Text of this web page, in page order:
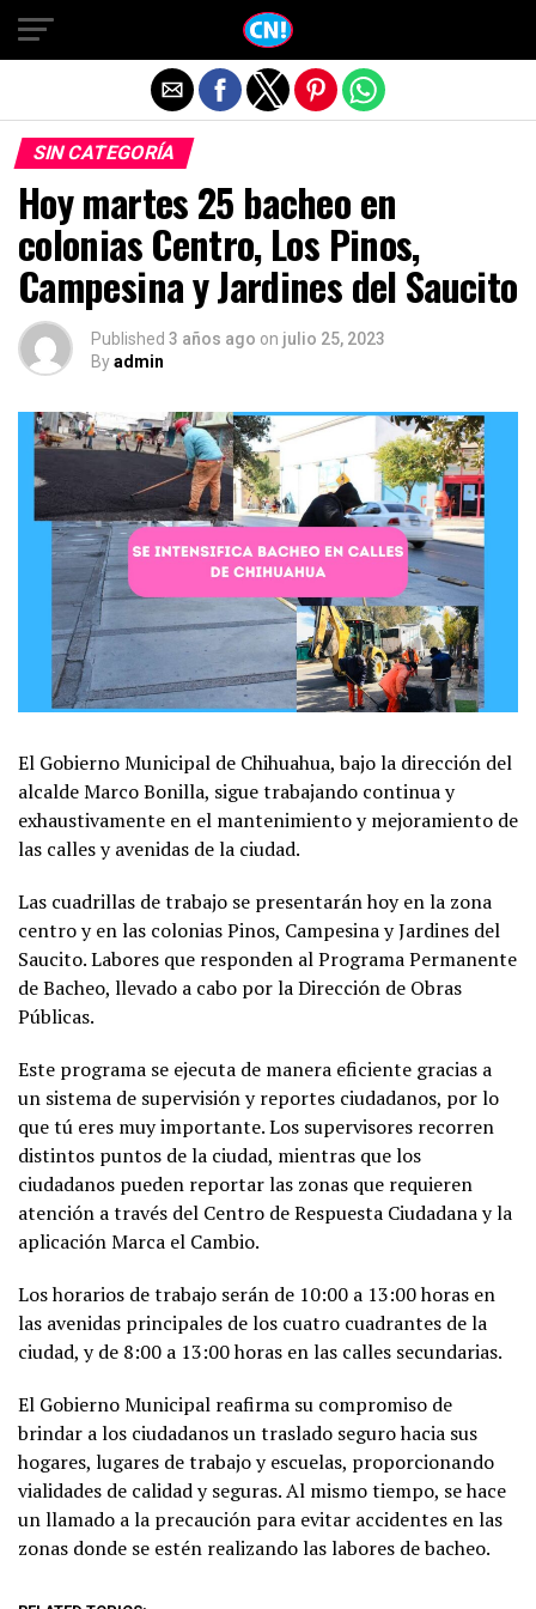
SIN CATEGORÍA
Hoy martes 25 bacheo en
colonias Centro, Los Pinos,
Campesina y Jardines del Saucito
Published 3 años ago on julio 25, 2023
Byadmin
El Gobierno Municipal de Chihuahua, bajo la dirección del
alcalde Marco Bonilla, sigue trabajando continua y
exhaustivamente en el mantenimiento y mejoramiento de
las calles y avenidas de la ciudad.
Las cuadrillas de trabajo se presentarán hoy en la zona
centro y en las colonias Pinos, Campesina y Jardines del
Saucito. Labores que responden al Programa Permanente
de Bacheo, llevado a cabo por la Dirección de Obras
Públicas.
Este programa se ejecuta de manera eficiente gracias a
un sistema de supervisión y reportes ciudadanos, por lo
que tú eres muy importante. Los supervisores recorren
distintos puntos de la ciudad, mientras que los
ciudadanos pueden reportar las zonas que requieren
atención a través del Centro de Respuesta Ciudadana y la
aplicación Marca el Cambio.
Los horarios de trabajo serán de 10:00 a 13:00 horas en
las avenidas principales de los cuatro cuadrantes de la
ciudad, y de 8:00 a 13:00 horas en las calles secundarias.
El Gobierno Municipal reafirma su compromiso de
brindar a los ciudadanos un traslado seguro hacia sus
hogares, lugares de trabajo y escuelas, proporcionando
vialidades de calidad y seguras. Al mismo tiempo, se hace
un llamado a la precaución para evitar accidentes en las
zonas donde se estén realizando las labores de bacheo.
Salir de la versión móvil